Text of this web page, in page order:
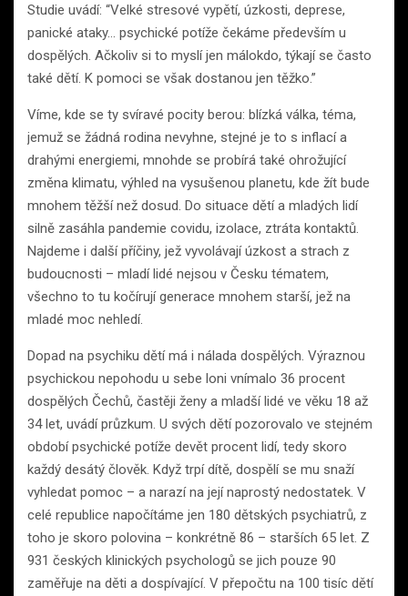
Studie uvádí: “Velké stresové vypětí, úzkosti, deprese,
panické ataky… psychické potíže čekáme především u
dospělých. Ačkoliv si to myslí jen málokdo, týkají se často
také dětí. K pomoci se však dostanou jen těžko.”
Víme, kde se ty svíravé pocity berou: blízká válka, téma,
jemuž se žádná rodina nevyhne, stejné je to s inflací a
drahými energiemi, mnohde se probírá také ohrožující
změna klimatu, výhled na vysušenou planetu, kde žít bude
mnohem těžší než dosud. Do situace dětí a mladých lidí
silně zasáhla pandemie covidu, izolace, ztráta kontaktů.
Najdeme i další příčiny, jež vyvolávají úzkost a strach z
budoucnosti – mladí lidé nejsou v Česku tématem,
všechno to tu kočírují generace mnohem starší, jež na
mladé moc nehledí.
Dopad na psychiku dětí má i nálada dospělých. Výraznou
psychickou nepohodu u sebe loni vnímalo 36 procent
dospělých Čechů, častěji ženy a mladší lidé ve věku 18 až
34 let, uvádí průzkum. U svých dětí pozorovalo ve stejném
období psychické potíže devět procent lidí, tedy skoro
každý desátý člověk. Když trpí dítě, dospělí se mu snaží
vyhledat pomoc – a narazí na její naprostý nedostatek. V
celé republice napočítáme jen 180 dětských psychiatrů, z
toho je skoro polovina – konkrétně 86 – starších 65 let. Z
931 českých klinických psychologů se jich pouze 90
zaměřuje na děti a dospívající. V přepočtu na 100 tisíc dětí